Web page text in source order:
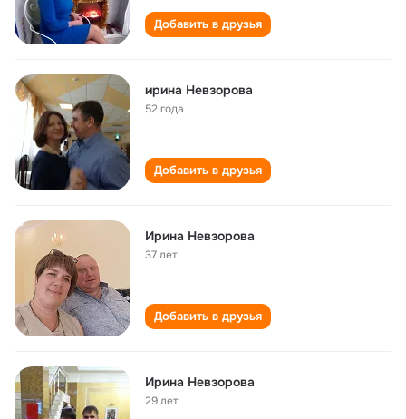
Добавить в друзья
ирина Невзорова
52 года
Добавить в друзья
Ирина Невзорова
37 лет
Добавить в друзья
Ирина Невзорова
29 лет